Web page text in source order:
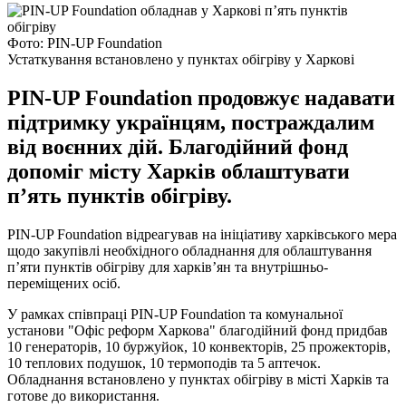
Фото: PIN-UP Foundation
Устаткування встановлено у пунктах обігріву у Харкові
PIN-UP Foundation продовжує надавати
підтримку українцям, постраждалим
від воєнних дій. Благодійний фонд
допоміг місту Харків облаштувати
п’ять пунктів обігріву.
PIN-UP Foundation відреагував на ініціативу харківського мера
щодо закупівлі необхідного обладнання для облаштування
п’яти пунктів обігріву для харків’ян та внутрішньо-
переміщених осіб.
У рамках співпраці PIN-UP Foundation та комунальної
установи "Офіс реформ Харкова"‎ благодійний фонд придбав
10 генераторів, 10 буржуйок, 10 конвекторів, 25 прожекторів,
10 теплових подушок, 10 термоподів та 5 аптечок.
Обладнання встановлено у пунктах обігріву в місті Харків та
готове до використання.